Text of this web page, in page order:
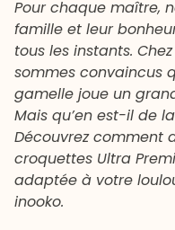
Pour chaque maître,
famille et leur
tous les instants.
sommes convaincus
gamelle joue un
Mais qu’en est-il de
Découvrez comment
croquettes Ultra
adaptée à votre
inooko.